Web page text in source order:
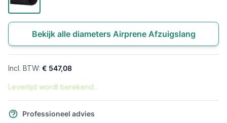
Bekijk alle diameters Airprene Afzuigslang
€ 547,08
Levertijd wordt berekend...
Professioneel advies